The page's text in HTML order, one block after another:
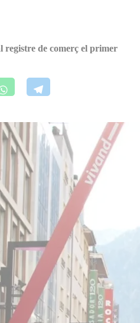
registre de comerç el primer